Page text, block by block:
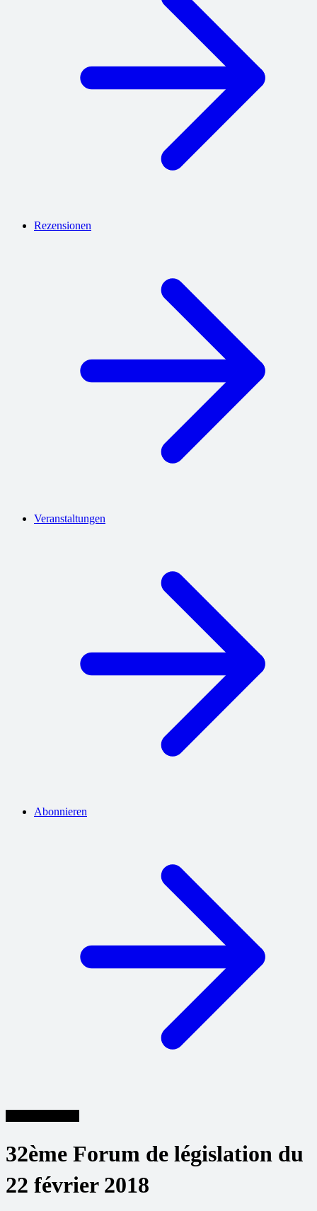
Rezensionen
Veranstaltungen
Abonnieren
32ème Forum de législation du
22 février 2018